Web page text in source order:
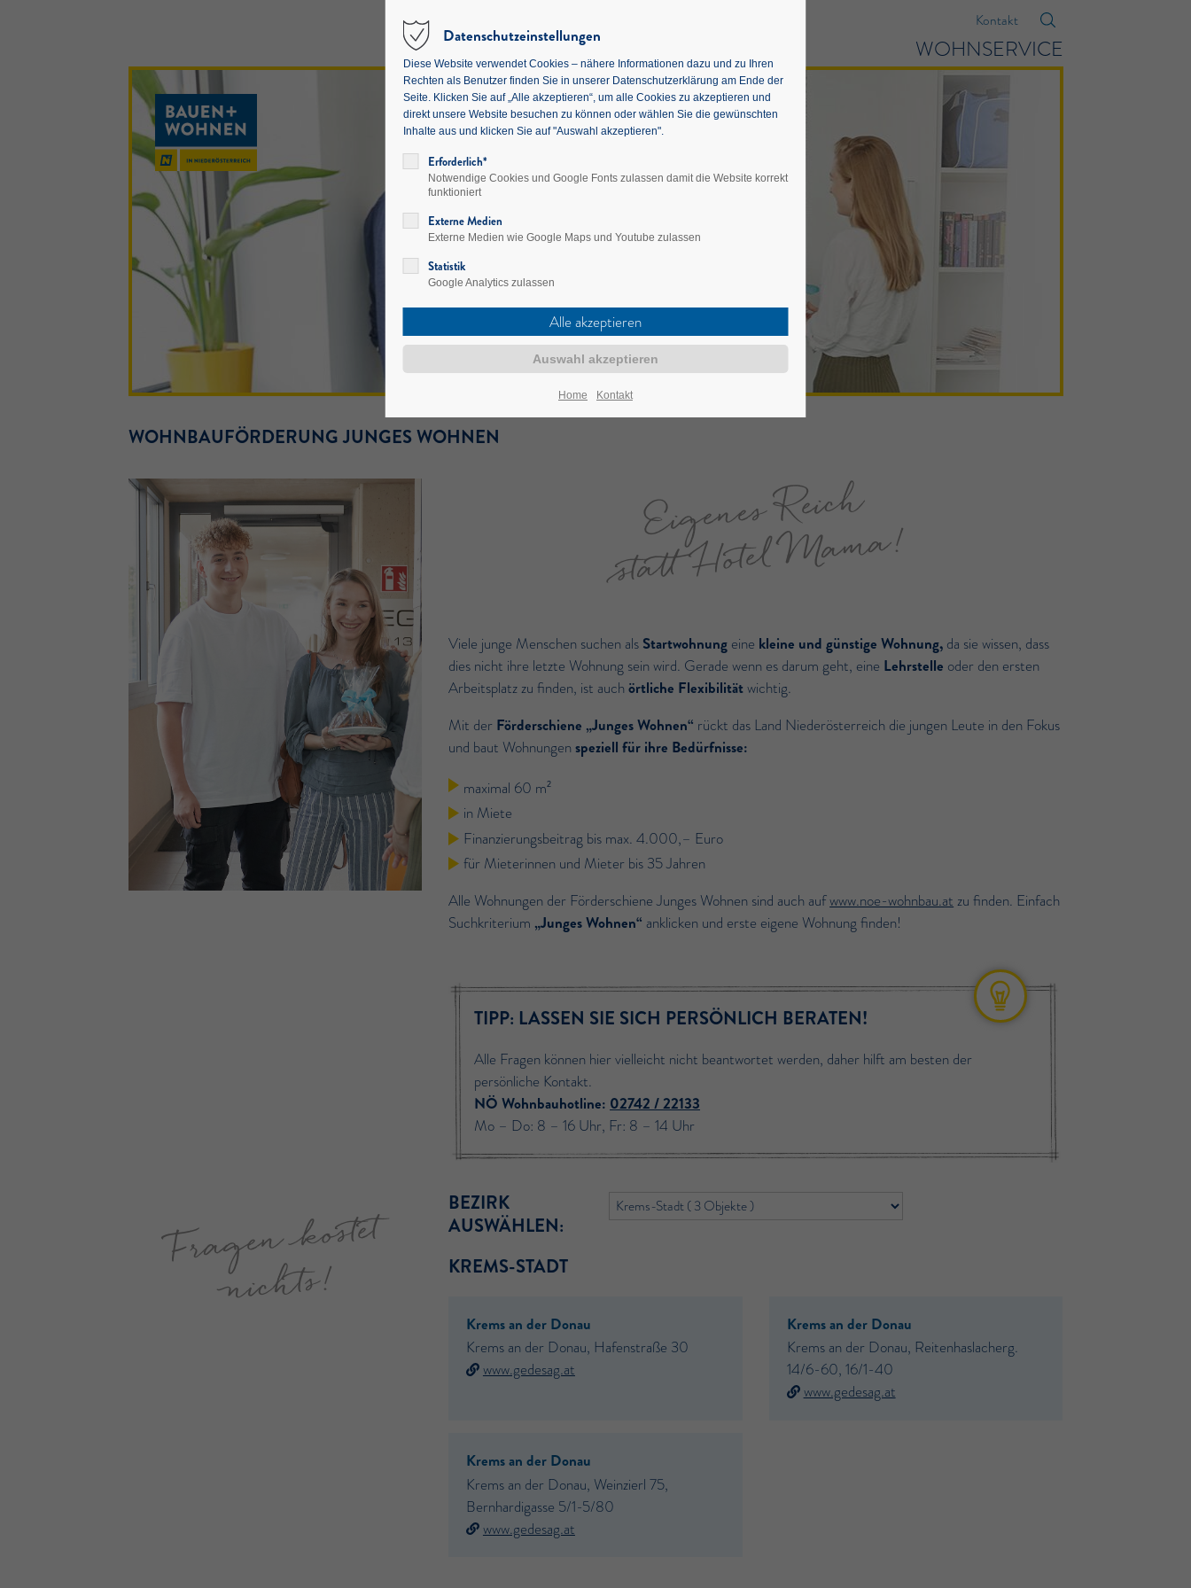
Kontakt
WOHNSERVICE
WOHNBAUFÖRDERUNG JUNGES WOHNEN
Eigenes Reich
statt Hotel Mama!
Viele junge Menschen suchen als Startwohnung eine kleine und günstige Wohnung, da sie wissen, dass
dies nicht ihre letzte Wohnung sein wird. Gerade wenn es darum geht, eine Lehrstelle oder den ersten
Arbeitsplatz zu finden, ist auchörtliche Flexibilitätwichtig.
Mit der Förderschiene „Junges Wohnen“ rückt das Land Niederösterreich die jungen Leute in den Fokus
und baut Wohnungenspeziell für ihre Bedürfnisse:
maximal 60 m2
in Miete
Finanzierungsbeitrag bis max. 4.000,– Euro
für Mieterinnen und Mieter bis 35 Jahren
Alle Wohnungen der Förderschiene Junges Wohnen sind auch aufwww.noe-wohnbau.at zu finden. Einfach
Suchkriterium „Junges Wohnen“ anklicken und erste eigene Wohnung finden!
Fragen kostet
nichts!
TIPP: LASSEN SIE SICH PERSÖNLICH BERATEN!
Alle Fragen können hier vielleicht nicht beantwortet werden, daher hilft am besten der
persönliche Kontakt.
NÖ Wohnbauhotline: 02742 / 22133
Mo – Do: 8 – 16 Uhr, Fr: 8 – 14 Uhr
BEZIRK
AUSWÄHLEN:
KREMS-STADT
Krems an der Donau
Krems an der Donau, Hafenstraße 30
www.gedesag.at
Krems an der Donau
Krems an der Donau, Reitenhaslacherg.
14/6-60, 16/1-40
www.gedesag.at
Krems an der Donau
Krems an der Donau, Weinzierl 75,
Bernhardigasse 5/1-5/80
www.gedesag.at
Datenschutzeinstellungen
Diese Website verwendet Cookies – nähere Informationen dazu und zu Ihren
Rechten als Benutzer finden Sie in unserer Datenschutzerklärung am Ende der
Seite. Klicken Sie auf „Alle akzeptieren“, um alle Cookies zu akzeptieren und
direkt unsere Website besuchen zu können oder wählen Sie die gewünschten
Inhalte aus und klicken Sie auf "Auswahl akzeptieren".
Erforderlich*
Notwendige Cookies und Google Fonts zulassen damit die Website korrekt
funktioniert
Externe Medien
Externe Medien wie Google Maps und Youtube zulassen
Statistik
Google Analytics zulassen
Home Kontakt